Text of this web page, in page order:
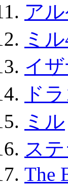
ア
ミ
イ
ド
ミル
ス
The